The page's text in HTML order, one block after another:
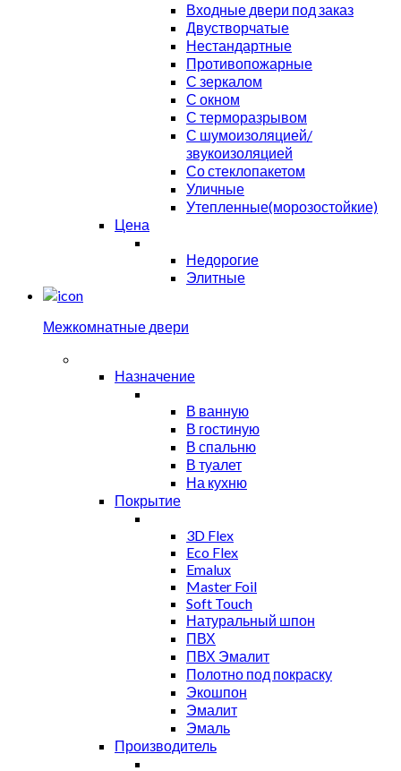
Входные двери под заказ
Двустворчатые
Нестандартные
Противопожарные
С зеркалом
С окном
С терморазрывом
С шумоизоляцией/
звукоизоляцией
Со стеклопакетом
Уличные
Утепленные(морозостойкие)
Цена
Недорогие
Элитные
Межкомнатные двери
Назначение
В ванную
В гостиную
В спальню
В туалет
На кухню
Покрытие
3D Flex
Eco Flex
Emalux
Master Foil
Soft Touch
Натуральный шпон
ПВХ
ПВХ Эмалит
Полотно под покраску
Экошпон
Эмалит
Эмаль
Производитель